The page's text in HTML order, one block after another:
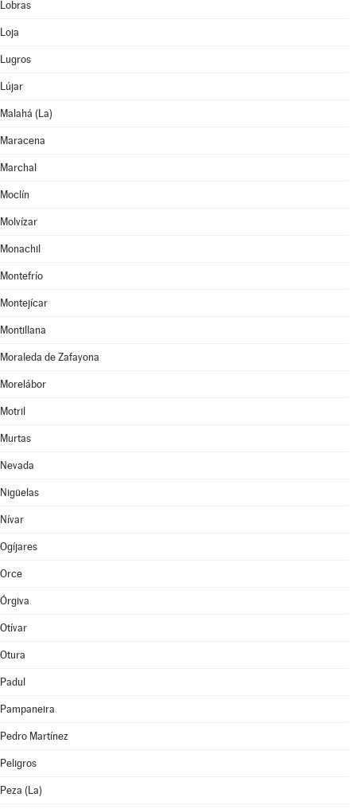
Lobras
Loja
Lugros
Lújar
Malahá (La)
Maracena
Marchal
Moclín
Molvízar
Monachil
Montefrío
Montejícar
Montillana
Moraleda de Zafayona
Morelábor
Motril
Murtas
Nevada
Nigüelas
Nívar
Ogíjares
Orce
Órgiva
Otívar
Otura
Padul
Pampaneira
Pedro Martínez
Peligros
Peza (La)